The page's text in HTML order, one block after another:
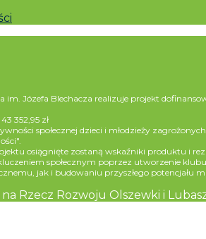
im. Józefa Blechacza realizuje projekt
352,95 zł
społecznej dzieci i młodzieży
osiągnięte zostaną wskaźniki produktu i
społecznym poprzez utworzenie
jak i budowaniu przyszłego
Rzecz Rozwoju Olszewki i